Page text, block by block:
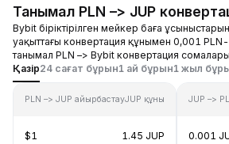
Танымал PLN –> JUP
Bybit біріктірілген мейкер баға
уақыттағы конвертация құнымен 0,001
танымал PLN –> Bybit конвертация
Қазір24 сағат бұрын1 ай бұрын1 жыл
PLN –> JUP айырбастауJUP құны
$1 1.45 JUP
JUP –>
0.001